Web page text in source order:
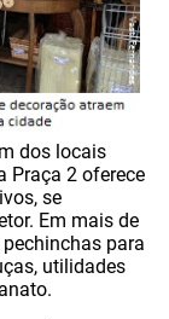
dos locais
Praça 2 oferece
se
Em mais de
para
utilidades